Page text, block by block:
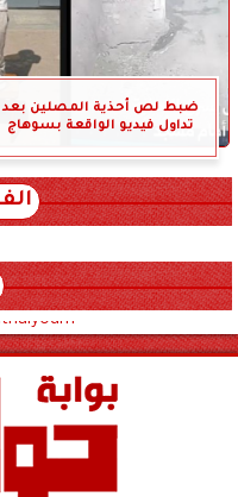
ضبط لص أحذية المصلين بعد
تداول فيديو الواقعة بسوهاج